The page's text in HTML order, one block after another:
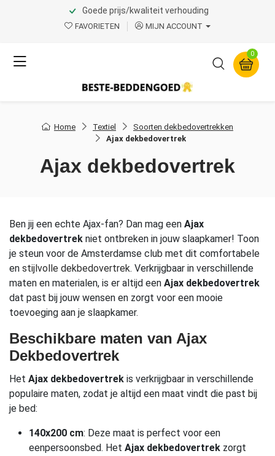
Goede prijs/kwaliteit verhouding
FAVORIETEN MIJN ACCOUNT
0
Home Textiel
Soorten dekbedovertrekken
Ajax dekbedovertrek
Ajax dekbedovertrek
Ben jij een echte Ajax-fan? Dan mag een Ajax
dekbedovertrek niet ontbreken in jouw slaapkamer! Toon
je steun voor de Amsterdamse club met dit comfortabele
en stijlvolle dekbedovertrek. Verkrijgbaar in verschillende
maten en materialen, is er altijd een Ajax dekbedovertrek
dat past bij jouw wensen en zorgt voor een mooie
toevoeging aan je slaapkamer.
Beschikbare maten van Ajax
Dekbedovertrek
Het Ajax dekbedovertrek is verkrijgbaar in verschillende
populaire maten, zodat je altijd een maat vindt die past bij
je bed:
140x200 cm: Deze maat is perfect voor een
eenpersoonsbed. Het Ajax dekbedovertrek zorgt